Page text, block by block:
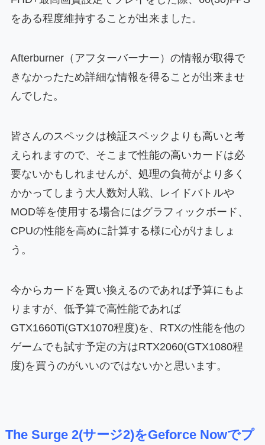
をある程度維持することが出来ました。
Afterburner（アフターバーナー）の情報が取得で
きなかったため詳細な情報を得ることが出来ませ
んでした。
皆さんのスペックは検証スペックよりも高いと考
えられますので、そこまで性能の高いカードは必
要ないかもしれませんが、処理の負荷がより多く
かかってしまう大人数対人戦、レイドバトルや
MOD等を使用する場合にはグラフィックボード、
CPUの性能を高めに計算する様に心がけましょ
う。
今からカードを買い換えるのであれば予算にもよ
りますが、低予算で高性能であれば
GTX1660Ti(GTX1070程度)を、RTXの性能を他の
ゲームでも試す予定の方はRTX2060(GTX1080程
度)を買うのがいいのではないかと思います。
The Surge 2(サージ2)をGeforce Nowでプ